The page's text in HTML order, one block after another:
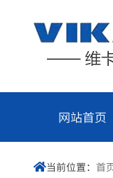
网站首页
当前位置： 首
